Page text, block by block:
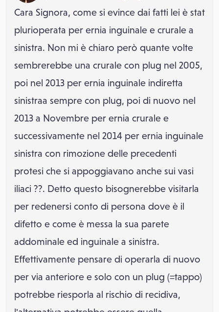
Cara Signora, come si evince dai fatti lei è stat
plurioperata per ernia inguinale e crurale a
sinistra. Non mi è chiaro però quante volte
sembrerebbe una crurale con plug nel 2005,
poi nel 2013 per ernia inguinale indiretta
sinistraa sempre con plug, poi di nuovo nel
2013 a Novembre per ernia crurale e
successivamente nel 2014 per ernia inguinale
sinistra con rimozione delle precedenti
protesi che si appoggiavano anche sui vasi
iliaci ??. Detto questo bisognerebbe visitarla
per redenersi conto di persona dove è il
difetto e come è messa la sua parete
addominale ed inguinale a sinistra.
Effettivamente pensare di operarla di nuovo
per via anteriore e solo con un plug (=tappo)
potrebbe riesporla al rischio di recidiva,